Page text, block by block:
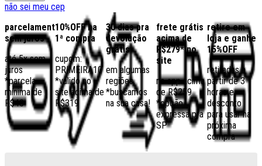
não sei meu cep
parcelamento
sem juros
até 5x sem
juros
*parcela
mínima de
R$40
10%OFF na
1ª compra
cupom:
PRIMEIRA10
*válido no
site acima de
R$319
30 dias pra
devolução
grátis
em algumas
regiões,
*buscamos
na sua casa!
frete grátis
acima de
R$279* no
site
no app acima
de R$259
*opção
expressa pra
SP
retire em
loja e ganhe
15%OFF
retiradas a
partir de 3
horas e
desconto
para usar na
próxima
compra